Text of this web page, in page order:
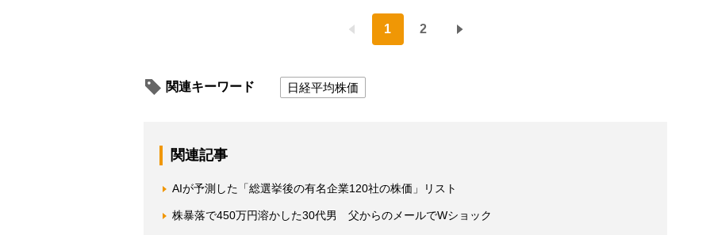
1 2
関連キーワード 日経平均株価
関連記事
AIが予測した「総選挙後の有名企業120社の株価」リスト
株暴落で450万円溶かした30代男 父からのメールでWショック